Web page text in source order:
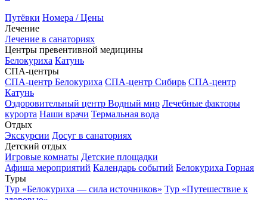
Путёвки Номера / Цены
Лечение
Лечение в санаториях
Центры превентивной медицины
Белокуриха Катунь
СПА-центры
СПА-центр Белокуриха СПА-центр Сибирь СПА-центр
Катунь
Оздоровительный центр Водный мир Лечебные факторы
курорта Наши врачи Термальная вода
Отдых
Экскурсии Досуг в санаториях
Детский отдых
Игровые комнаты Детские площадки
Афиша мероприятий Календарь событий Белокуриха Горная
Туры
Тур «Белокуриха — сила источников» Тур «Путешествие к